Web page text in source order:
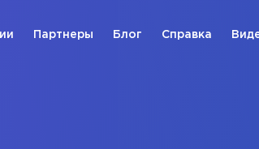
Партнеры Блог Справка